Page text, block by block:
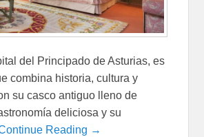
del Principado de Asturias, es
combina historia, cultura y
su casco antiguo lleno de
deliciosa y su
Reading →